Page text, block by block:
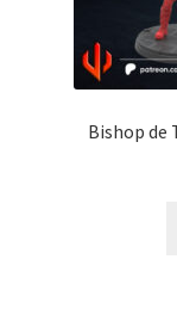
Bishop de